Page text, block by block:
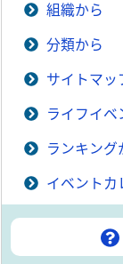
組織から
分類から
サイトマッ
ライフイベ
ランキング
イベントカ